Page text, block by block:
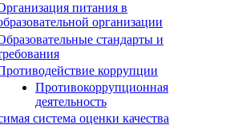
питания в
организации
стандарты и
коррупции
Противокоррупционная
деятельность
система оценки качества